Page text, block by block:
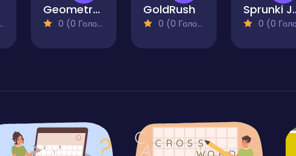
Geometry Rash But MCraft
0 (0 Голосів)
GoldRush
0 (0 Голосів) 0 (0 Голосів)